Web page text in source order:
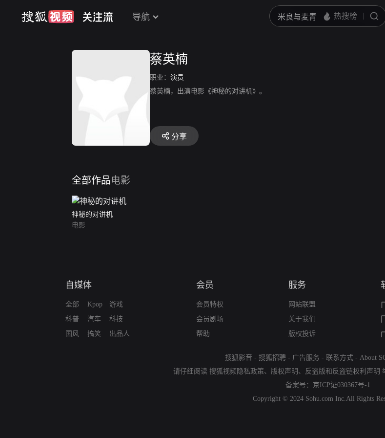
导航
蔡英楠
职业： 演员
蔡英楠，出演电影《神秘的对讲机》。
分享
全部作品电影
神秘的对讲机
电影
自媒体
全部
科普
国风
Kpop
汽车
搞笑
游戏
科技
出品人
会员
会员特权
会员剧场
帮助
服务
网站联盟
关于我们
版权投诉
搜狐影音 - 搜狐招聘 - 广告服务 - 联系方式 - About
请仔细阅读 搜狐视频隐私政策、 版权声明 、 反盗版和反盗链权利声明
备案号： 京ICP证030367号-1
Copyright © 2024 Sohu.com Inc.All Rights